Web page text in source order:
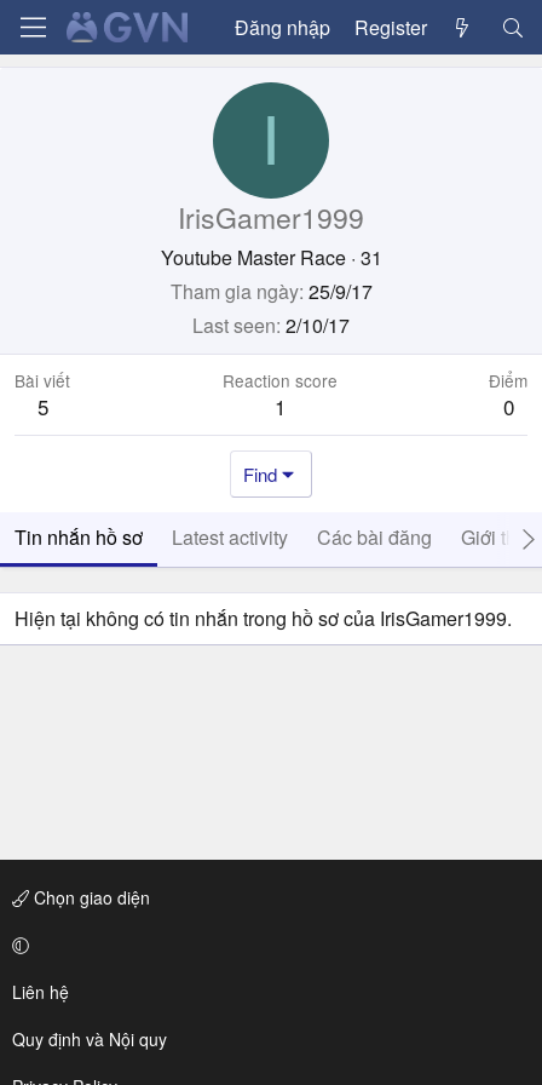
Đăng nhập Register
I
IrisGamer1999
Youtube Master Race · 31
Tham gia ngày 25/9/17
Last seen 2/10/17
Bài viết
5
Reaction score
1
Điểm
0
Find
Tin nhắn hồ sơ Latest activity Các bài đăng Giới thiệu
Hiện tại không có tin nhắn trong hồ sơ của IrisGamer1999.
Chọn giao diện
Liên hệ
Quy định và Nội quy